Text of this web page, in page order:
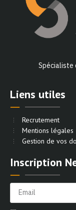
Spécialiste
Liens utiles
Recrutement
Mentions légales
Gestion de vos
Inscription